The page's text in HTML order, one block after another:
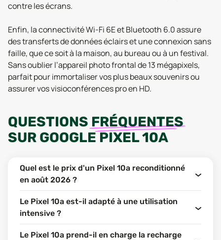
contre les écrans.
Enfin, la connectivité Wi-Fi 6E et Bluetooth 6.0 assure
des transferts de données éclairs et une connexion sans
faille, que ce soit à la maison, au bureau ou à un festival.
Sans oublier l’appareil photo frontal de 13 mégapixels,
parfait pour immortaliser vos plus beaux souvenirs ou
assurer vos visioconférences pro en HD.
QUESTIONS FRÉQUENTES
SUR GOOGLE PIXEL 10A
Quel est le prix d'un Pixel 10a reconditionné
en août 2026 ?
Le Pixel 10a est-il adapté à une utilisation
intensive ?
Le Pixel 10a prend-il en charge la recharge